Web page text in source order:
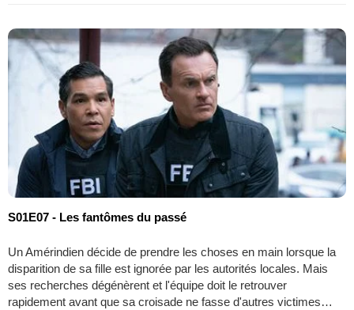
S01E07 - Les fantômes du passé
Un Amérindien décide de prendre les choses en main lorsque la
disparition de sa fille est ignorée par les autorités locales. Mais
ses recherches dégénèrent et l'équipe doit le retrouver
rapidement avant que sa croisade ne fasse d'autres victimes…